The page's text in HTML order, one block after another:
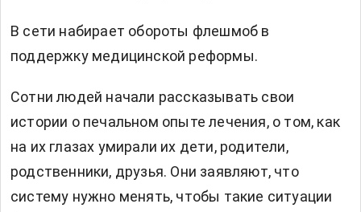
В сети набирает обороты флешмоб в
поддержку медицинской реформы.
Сотни людей начали рассказывать свои
истории о печальном опыте лечения, о том, как
на их глазах умирали их дети, родители,
родственники, друзья. Они заявляют, что
систему нужно менять, чтобы такие ситуации